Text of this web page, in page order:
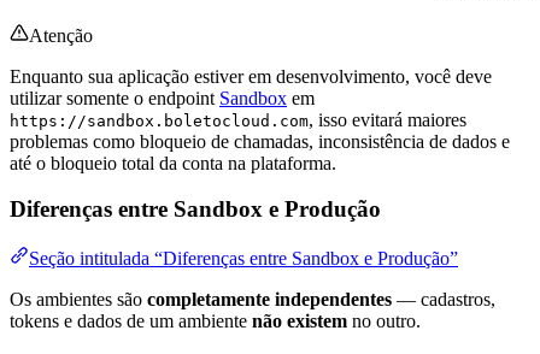
Atenção
Enquanto sua aplicação estiver em desenvolvimento, você deve
utilizar somente o endpoint Sandbox em
https://sandbox.boletocloud.com, isso evitará maiores
problemas como bloqueio de chamadas, inconsistência de dados e
até o bloqueio total da conta na plataforma.
Diferenças entre Sandbox e Produção
Seção intitulada “Diferenças entre Sandbox e Produção”
Os ambientes são completamente independentes — cadastros,
tokens e dados de um ambiente não existem no outro.